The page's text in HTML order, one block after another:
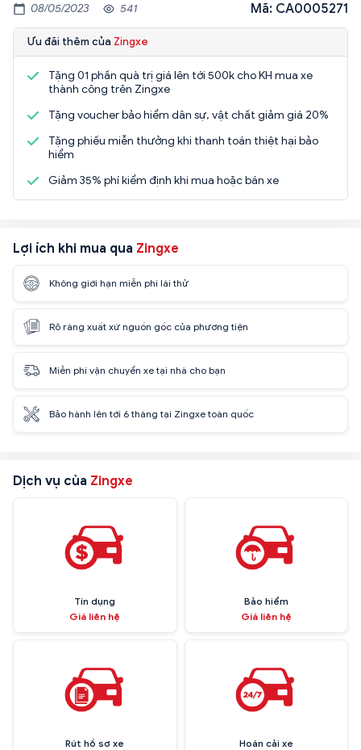
08/05/2023 541 Mã: CA0005271
Ưu đãi thêm của Zingxe
Tặng 01 phần quà trị giá lên tới 500k cho KH mua xe
thành công trên Zingxe
Tặng voucher bảo hiểm dân sự, vật chất giảm giá 20%
Tặng phiếu miễn thưởng khi thanh toán thiệt hại bảo
hiểm
Giảm 35% phí kiểm định khi mua hoặc bán xe
Lợi ích khi mua qua Zingxe
Không giới hạn miễn phí lái thử
Rõ ràng xuất xứ nguồn gốc của phương tiện
Miễn phí vận chuyển xe tại nhà cho bạn
Bảo hành lên tới 6 tháng tại Zingxe toàn quốc
Dịch vụ của Zingxe
Tín dụng
Giá liên hệ
Bảo hiểm
Giá liên hệ
Rút hồ sơ xe
Hoán cải xe